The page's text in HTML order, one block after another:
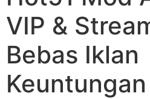
VIP &
Bebas Iklan